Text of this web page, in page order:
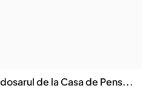
de la Casa de Pens...